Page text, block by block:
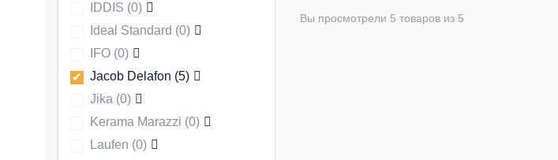
IDDIS (0)
Ideal Standard (0)
IFO (0)
Jacob Delafon (5)
Jika (0)
Kerama Marazzi (0)
Laufen (0)
Вы просмотрели 5 товаров из 5